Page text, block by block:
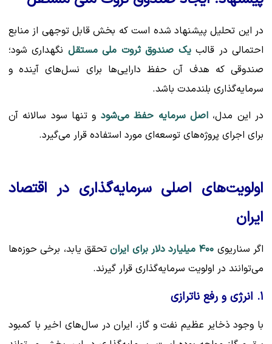
در این تحلیل پیشنهاد شده است که بخش قابل توجهی از منابع
احتمالی در قالبیک صندوق ثروت ملی مستقل نگهداری شود؛
صندوقی که هدف آن حفظ دارایی‌ها برای نسل‌های آینده و
سرمایه‌گذاری بلندمدت باشد.
در این مدل،اصل سرمایه حفظ می‌شود و تنها سود سالانه آن
برای اجرای پروژه‌های توسعه‌ای مورد استفاده قرار می‌گیرد.
اولویت‌های اصلی سرمایه‌گذاری در اقتصاد
ایران
اگر سناریوی ۴۰۰ میلیارد دلار برای ایران
تحقق یابد، برخی حوزه‌ها
می‌توانند در اولویت سرمایه‌گذاری قرار گیرند.
۱. انرژی و رفع ناترازی
با وجود ذخایر عظیم نفت و گاز، ایران در سال‌های اخیر با کمبود